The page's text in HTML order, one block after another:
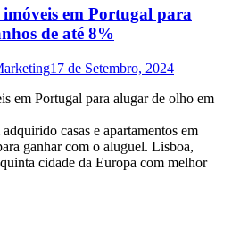
em Portugal para
de até 8%
17 de Setembro, 2024
em Portugal para alugar de olho em
casas e apartamentos em
ganhar com o aluguel. Lisboa,
cidade da Europa com melhor